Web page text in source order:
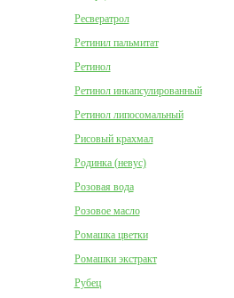
Ресвератрол
Ретинил пальмитат
Ретинол
Ретинол инкапсулированный
Ретинол липосомальный
Рисовый крахмал
Родинка (невус)
Розовая вода
Розовое масло
Ромашка цветки
Ромашки экстракт
Рубец